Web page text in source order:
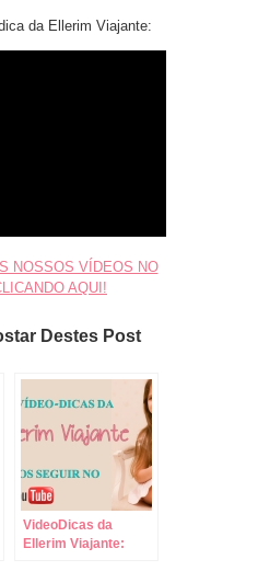
da Ellerim Viajante:
NOSSOS VÍDEOS NO
AQUI!
Destes Post
VideoDicas da
Ellerim Viajante: